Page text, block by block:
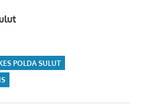
POLDA SULUT